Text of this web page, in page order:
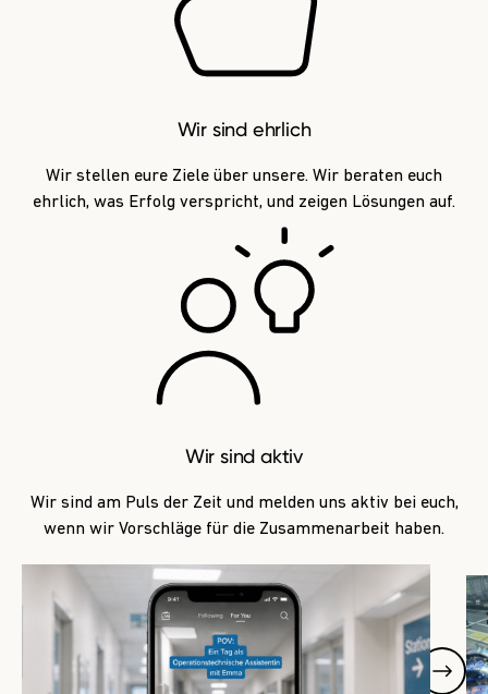
Wir sind ehrlich
Wir stellen eure Ziele über unsere. Wir beraten euch
ehrlich, was Erfolg verspricht, und zeigen Lösungen auf.
Wir sind aktiv
Wir sind am Puls der Zeit und melden uns aktiv bei euch,
wenn wir Vorschläge für die Zusammenarbeit haben.
Unsere Arbeit